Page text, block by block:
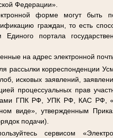
Федерации».
форме могут быть
граждан, то есть
Единого портала
на адрес электронной
рассылки корреспонденции
исковых заявлений,
процессуальных прав
ГПК РФ, УПК РФ, КАС РФ,
виде», утвержденным
подачи).
сервисом